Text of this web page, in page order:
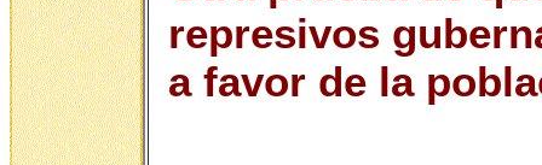
represivos
a favor de la